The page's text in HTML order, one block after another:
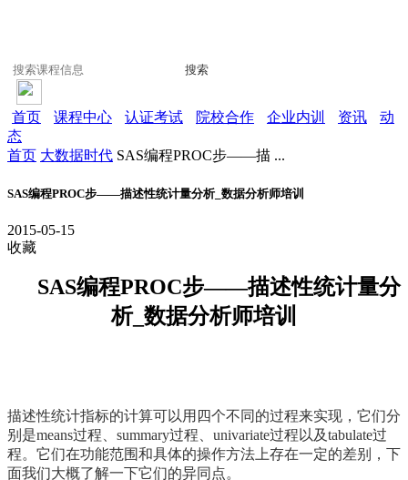
搜索
首页 课程中心 认证考试 院校合作 企业内训 资讯
动
态
首页 大数据时代 SAS编程PROC步——描 ...
SAS编程PROC步——描述性统计量分析_数据分析师培训​
2015-05-15
收藏
SAS编程PROC步——描述性统计量分
析_数据分析师培训
描述性统计指标的计算可以用四个不同的过程来实现，它们分
别是means过程、summary过程、univariate过程以及tabulate过
程。它们在功能范围和具体的操作方法上存在一定的差别，下
面我们大概了解一下它们的异同点。